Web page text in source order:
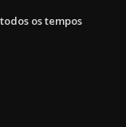
os tempos